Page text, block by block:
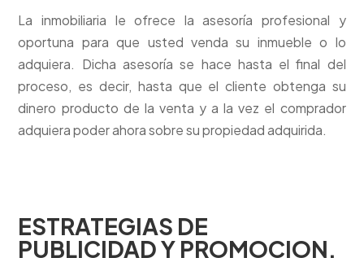
La inmobiliaria le ofrece la asesoría profesional y
oportuna para que usted venda su inmueble o lo
adquiera. Dicha asesoría se hace hasta el final del
proceso, es decir, hasta que el cliente obtenga su
dinero producto de la venta y a la vez el comprador
adquiera poder ahora sobre su propiedad adquirida.
ESTRATEGIAS DE
PUBLICIDAD Y PROMOCION.